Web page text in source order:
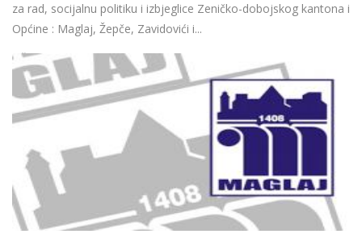
za rad, socijalnu politiku i izbjeglice Zeničko-dobojskog kantona i
Općine : Maglaj, Žepče, Zavidovići i...
Više...